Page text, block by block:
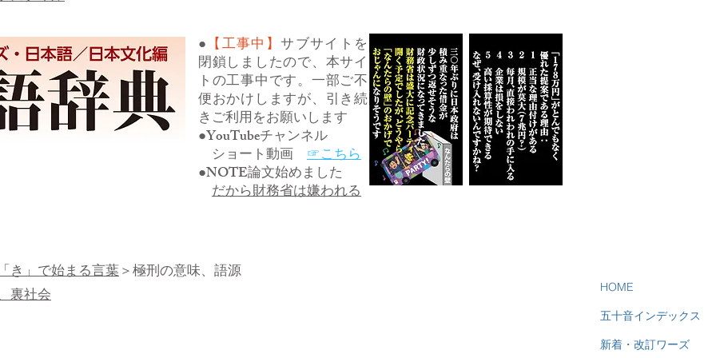
● 【工事中】サブサイトを
閉鎖しましたので、本サイ
トの工事中です。一部ご不
便おかけしますが、引き続
きご利用をお願いします
●YouTubeチャンネル
ショート動画 ☞こちら
●NOTE論文始めました
だから財務省は嫌われる
き」で始まる言葉＞極刑の意味、語源
裏社会
HOME
五十音インデックス
新着・改訂ワーズ